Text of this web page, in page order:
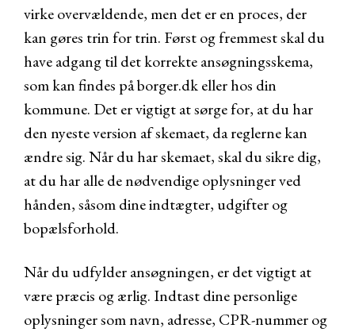
virke overvældende, men det er en proces, der
kan gøres trin for trin. Først og fremmest skal du
have adgang til det korrekte ansøgningsskema,
som kan findes på borger.dk eller hos din
kommune. Det er vigtigt at sørge for, at du har
den nyeste version af skemaet, da reglerne kan
ændre sig. Når du har skemaet, skal du sikre dig,
at du har alle de nødvendige oplysninger ved
hånden, såsom dine indtægter, udgifter og
bopælsforhold.
Når du udfylder ansøgningen, er det vigtigt at
være præcis og ærlig. Indtast dine personlige
oplysninger som navn, adresse, CPR-nummer og